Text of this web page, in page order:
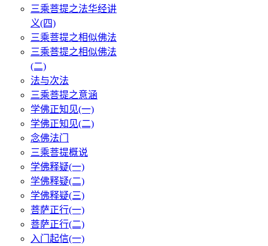
三乘菩提之法华经讲
义(四)
三乘菩提之相似佛法
三乘菩提之相似佛法
(二)
法与次法
三乘菩提之意涵
学佛正知见(一)
学佛正知见(二)
念佛法门
三乘菩提概说
学佛释疑(一)
学佛释疑(二)
学佛释疑(三)
菩萨正行(一)
菩萨正行(二)
入门起信(一)